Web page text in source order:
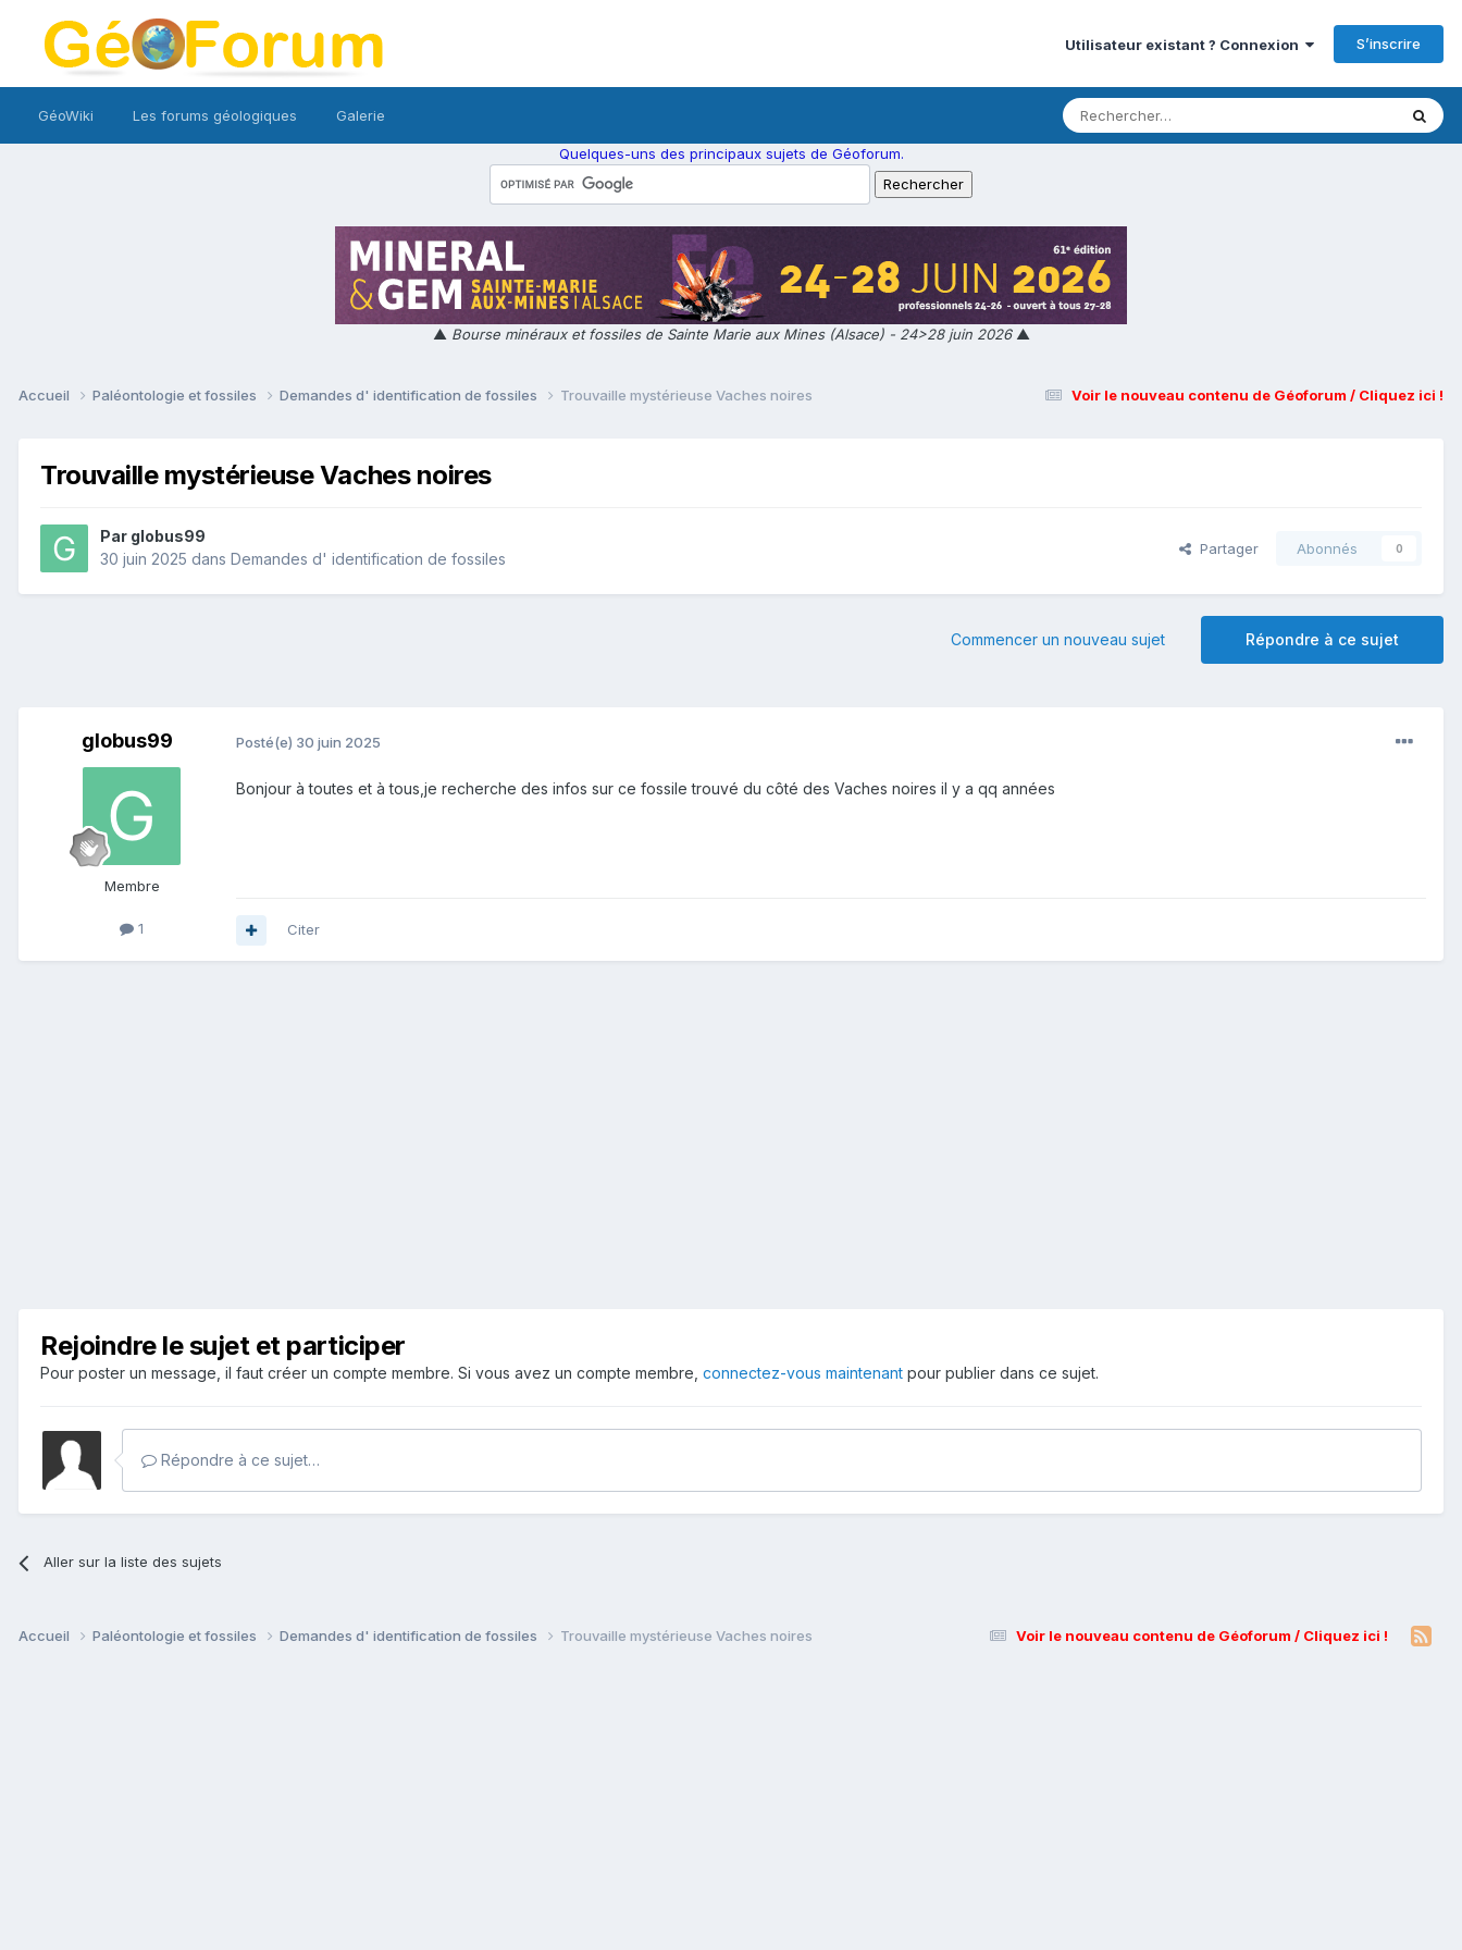
Utilisateur existant ? Connexion S’inscrire
GéoWiki Les forums géologiques Galerie
Quelques-uns des principaux sujets de Géoforum.
▲ Bourse minéraux et fossiles de Sainte Marie aux Mines (Alsace) - 24>28 juin 2026▲
Voir le nouveau contenu de Géoforum / Cliquez ici !
Accueil Paléontologie et fossiles Demandes d' identification de fossiles Trouvaille mystérieuse Vaches noires
Trouvaille mystérieuse Vaches noires
Par globus99
30 juin 2025 dans Demandes d' identification de fossiles
Partager Abonnés 0
Répondre à ce sujet
Commencer un nouveau sujet
globus99
Membre
1
Posté(e) 30 juin 2025
Bonjour à toutes et à tous,je recherche des infos sur ce fossile trouvé du côté des Vaches noires il y a qq années
Citer
Rejoindre le sujet et participer
Pour poster un message, il faut créer un compte membre. Si vous avez un compte membre, connectez-vous maintenant pour publier dans ce sujet.
Répondre à ce sujet…
Aller sur la liste des sujets
Voir le nouveau contenu de Géoforum / Cliquez ici !
Accueil Paléontologie et fossiles Demandes d' identification de fossiles Trouvaille mystérieuse Vaches noires